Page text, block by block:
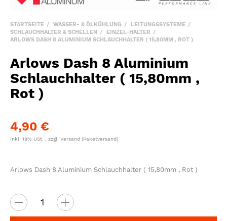
STARTSEITE WASSER- & ÖLKÜHLUNG
LEITUNGSSYSTEME
SCHLAUCHHALTER & SCHELLEN
EINZEL-HALTER
ARLOWS DASH 8 ALUMINIUM SCHLAUCHHALTER ( 15,80MM , ROT )
Arlows Dash 8 Aluminium
Schlauchhalter ( 15,80mm ,
Rot )
4,90 €
inkl. 19% USt. , zzgl. Versand (Paketversand)
Arlows Dash 8 Aluminium Schlauchhalter ( 15,80mm , Rot )